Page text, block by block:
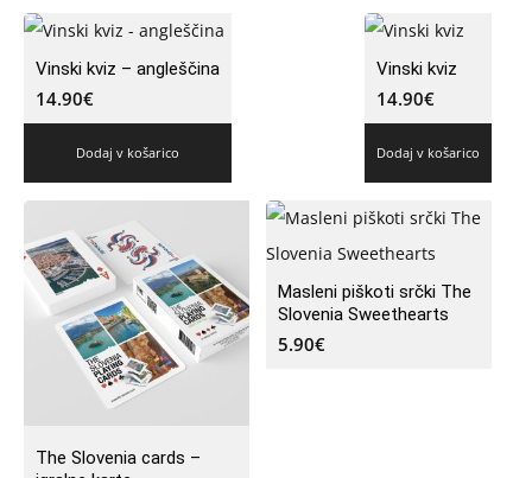
Vinski kviz – angleščina
14.90€
Dodaj v košarico
Vinski kviz
14.90€
Dodaj v košarico
The Slovenia cards –
Masleni piškoti srčki The
Slovenia Sweethearts
5.90€